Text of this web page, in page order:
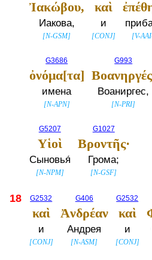
Ἰακώβου,
Иакова,
[N-GSM]
καὶ
и
[CONJ] [V-
G3686
ὀνόμα[τα]
имена
[N-APN]
G993
Воаниргес,
[N-PRI]
G5207
Υἱοὶ
Сыновья́
[N-NPM]
G1027
Βροντῆς·
Грома;
[N-GSF]
18 G2532
καὶ
и
[CONJ]
G406
Ἀνδρέαν
Андрея
[N-ASM]
G2532
καὶ
и
[CONJ]